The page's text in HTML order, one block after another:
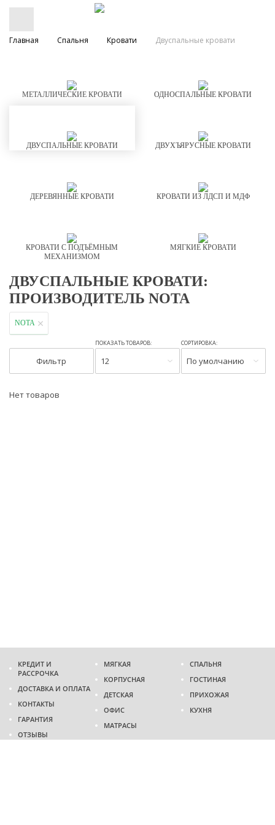
Главная Спальня Кровати Двуспальные кровати
МЕТАЛЛИЧЕСКИЕ КРОВАТИ ОДНОСПАЛЬНЫЕ КРОВАТИ
ДВУСПАЛЬНЫЕ КРОВАТИ ДВУХЪЯРУСНЫЕ КРОВАТИ
ДЕРЕВЯННЫЕ КРОВАТИ КРОВАТИ ИЗ ЛДСП И МДФ
КРОВАТИ С ПОДЪЁМНЫМ
МЕХАНИЗМОМ
МЯГКИЕ КРОВАТИ
ДВУСПАЛЬНЫЕ КРОВАТИ:
ПРОИЗВОДИТЕЛЬ NOTA
NOTA
Фильтр
ПОКАЗАТЬ ТОВАРОВ:
12
СОРТИРОВКА:
По умолчанию
Нет товаров
КРЕДИТ И
РАССРОЧКА
ДОСТАВКА И ОПЛАТА
КОНТАКТЫ
ГАРАНТИЯ
ОТЗЫВЫ
МЯГКАЯ
КОРПУСНАЯ
ДЕТСКАЯ
ОФИС
МАТРАСЫ
СПАЛЬНЯ
ГОСТИНАЯ
ПРИХОЖАЯ
КУХНЯ